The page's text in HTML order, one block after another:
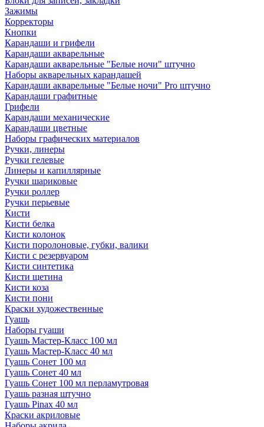
Зажимы
Корректоры
Кнопки
Карандаши и грифели
Карандаши акварельные
Карандаши акварельные "Белые ночи" штучно
Наборы акварельных карандашей
Карандаши акварельные "Белые ночи" Pro штучно
Карандаши графитные
Грифели
Карандаши механические
Карандаши цветные
Наборы графических материалов
Ручки, линеры
Ручки гелевые
Линеры и капиллярные
Ручки шариковые
Ручки роллер
Ручки перьевые
Кисти
Кисти белка
Кисти колонок
Кисти поролоновые, губки, валики
Кисти с резервуаром
Кисти синтетика
Кисти щетина
Кисти коза
Кисти пони
Краски художественные
Гуашь
Наборы гуаши
Гуашь Мастер-Класс 100 мл
Гуашь Мастер-Класс 40 мл
Гуашь Сонет 100 мл
Гуашь Сонет 40 мл
Гуашь Сонет 100 мл перламутровая
Гуашь разная штучно
Гуашь Pinax 40 мл
Краски акриловые